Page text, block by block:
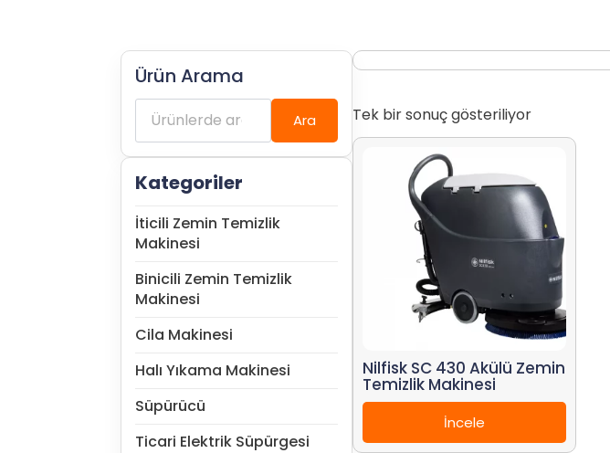
Ürün Arama
Ara:
Ara
Kategoriler
İticili Zemin Temizlik
Makinesi
Binicili Zemin Temizlik
Makinesi
Cila Makinesi
Halı Yıkama Makinesi
Süpürücü
Ticari Elektrik Süpürgesi
Tek bir sonuç gösteriliyor
Nilfisk SC 430 Akülü Zemin
Temizlik Makinesi
İncele